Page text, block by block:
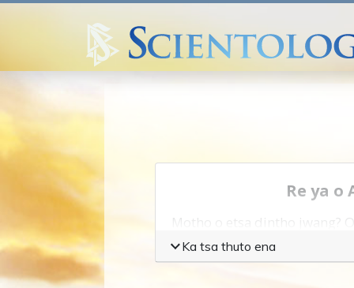
Re ya
Motho o etsa dintho jwang?
na le mehopolo ya seo re
sona. Kapa mohlomong re
Ka tsa thuto ena